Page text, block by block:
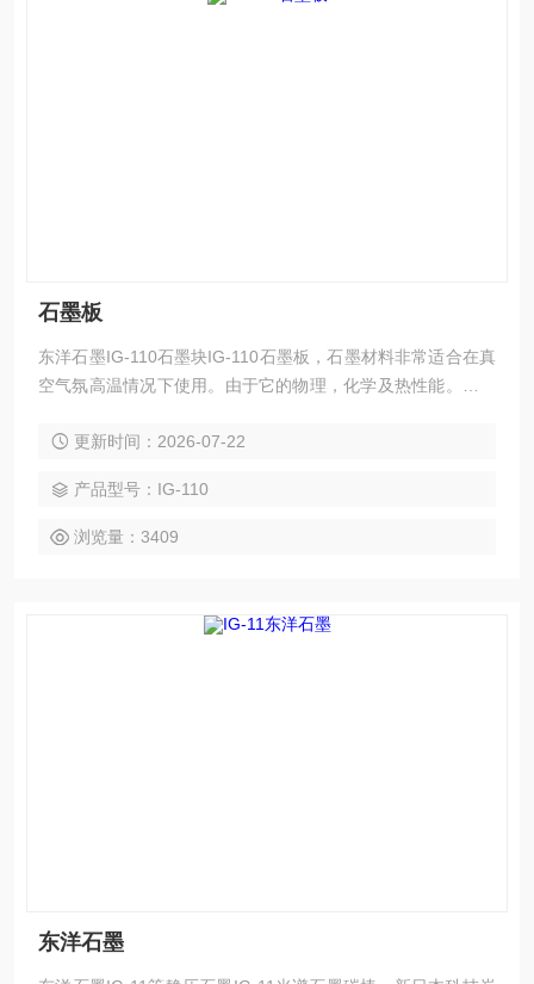
石墨板
东洋石墨IG-110石墨块IG-110石墨板，石墨材料非常适合在真
空气氛高温情况下使用。由于它的物理，化学及热性能。应用
导电性，高电流容量，高耐腐蚀耐氧化性，化学纯度高及机械
更新时间：2026-07-22
产品型号：IG-110
浏览量：3409
东洋石墨